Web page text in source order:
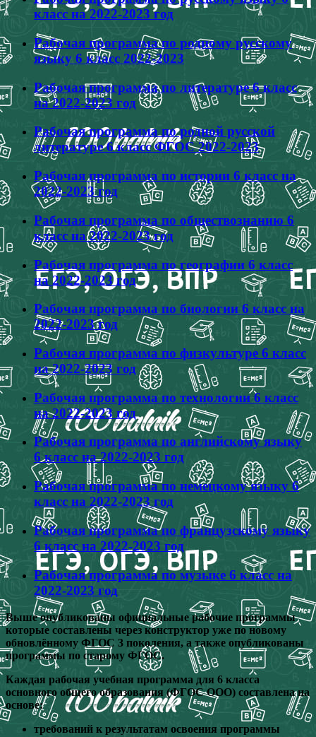
класс на 2022-2023 год
Рабочая программа по родному русскому
языку 6 класс 2022-2023
Рабочая программа по литературе 6 класс
на 2022-2023 год
Рабочая программа по родной русской
литературе 6 класс ФГОС 2022-2023
Рабочая программа по истории 6 класс на
2022-2023 год
Рабочая программа по обществознанию 6
класс на 2022-2023 год
Рабочая программа по географии 6 класс
на 2022-2023 год
Рабочая программа по биологии 6 класс на
2022-2023 год
Рабочая программа по физкультуре 6 класс
на 2022-2023 год
Рабочая программа по технологии 6 класс
на 2022-2023 год
Рабочая программа по английскому языку
6 класс на 2022-2023 год
Рабочая программа по немецкому языку 6
класс на 2022-2023 год
Рабочая программа по французскому языку
6 класс на 2022-2023 год
Рабочая программа по музыке 6 класс на
2022-2023 год
Выше опубликованы официальные рабочие программы
которые составлены через конструктор уже по новому
обновлённому ФГОС 3 поколения, а также опубликованы
программы по старому ФГОС.
Каждая рабочая учебная программа для 6 класса
основного общего образования (ФГОС ООО) составлена на
основе:
требований к результатам освоения программы